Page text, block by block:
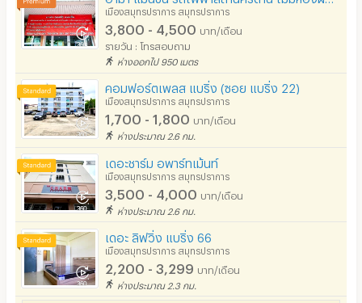
เมืองสมุทรปราการ สมุทรปราการ
3,800 - 4,500 บาท/เดือน
รายวัน : โทรสอบถาม
ห่างออกไป 950 เมตร
คอมฟอร์ตเพลส แบริ่ง (ซอย แบริ่ง 22)
เมืองสมุทรปราการ สมุทรปราการ
1,700 - 1,800 บาท/เดือน
ห่างประมาณ 2.6 กม.
เดอะชาร์ม อพาร์ทเม้นท์
เมืองสมุทรปราการ สมุทรปราการ
3,500 - 4,000 บาท/เดือน
ห่างประมาณ 2.6 กม.
เดอะ ลิฟวิ่ง แบริ่ง 66
เมืองสมุทรปราการ สมุทรปราการ
2,200 - 3,299 บาท/เดือน
ห่างประมาณ 2.3 กม.